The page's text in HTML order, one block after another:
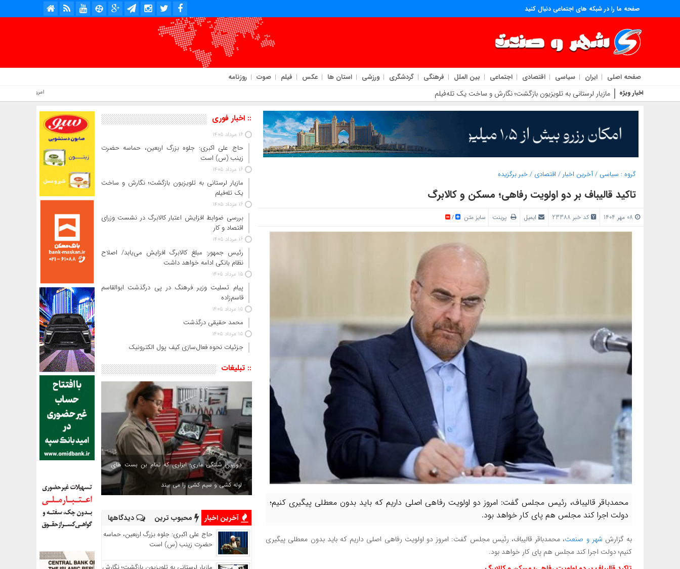
صفحه ما را در شبکه های اجتماعی دنبال کنید
صفحه اصلی ایران سیاسی اقتصادی اجتماعی بین الملل فرهنگی گردشگری ورزشی استان ها عکس فیلم صوت روزنامه
اخبار ویژه مازیار لرستانی به تلویزیون بازگشت؛ نگارش و ساخت یک تله‌فیلم امروز : جمعه, ۱۶ مرداد , ۱۴۰۵ .::. برابر با : Friday, 7 August , 2026 .::. اخبار منتشر شده : 4 خبر
گروه : سیاسی /آخرین اخبار / اقتصادی /خبر برگزیده
تاکید قالیباف بر دو اولویت رفاهی؛ مسکن و کالا‌برگ
کد خبر 23388 ایمیل پرینت سایز متن /
محمدباقر قالیباف، رئیس مجلس گفت: امروز دو اولویت رفاهی اصلی داریم که باید بدون معطلی پیگیری کنیم؛
دولت اجرا کند مجلس هم پای کار خواهد بود.
به گزارش شهر و صنعت، محمدباقر قالیباف، رئیس مجلس گفت: امروز دو اولویت رفاهی اصلی داریم که باید بدون معطلی پیگیری
کنیم؛ دولت اجرا کند مجلس هم پای کار خواهد بود.
:: اخبار فوری
16 مرداد 1405
حاج‌ علی‌ اکبری: جلوه بزرگ اربعین، حماسه حضرت
زینب (س) است
16 مرداد 1405
مازیار لرستانی به تلویزیون بازگشت؛ نگارش و ساخت
یک تله‌فیلم
16 مرداد 1405
بررسی ضوابط افزایش اعتبار کالابرگ در نشست وزرای
اقتصاد و کار
16 مرداد 1405
رئیس‌ جمهور: مبلغ کالابرگ افزایش می‌یابد/ اصلاح
نظام بانکی ادامه خواهد داشت
15 مرداد 1405
پیام تسلیت وزیر فرهنگ در پی درگذشت ابوالقاسم
قاسم‌زاده
15 مرداد 1405
محمد حقیقی درگذشت
15 مرداد 1405
جزئیات نحوه فعال‌سازی کیف پول الکترونیک
:: تبلیغات
دوربین شلنگی ماری؛ ابزاری که تمام بن بست های
لوله کشی و سیم کشی را می بیند
آخرین اخبار محبوب ترین دیدگاهها
حاج‌ علی‌ اکبری: جلوه بزرگ اربعین، حماسه
حضرت زینب (س) است